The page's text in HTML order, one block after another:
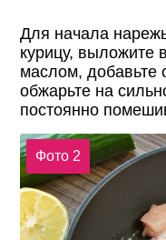
Для начала
курицу, выложите
маслом, добавьте
обжарьте на
постоянно
Фото 2